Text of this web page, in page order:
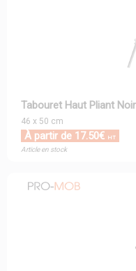
Tabouret Haut Pliant
46 x 50 cm
À partir de 17.50€ HT
Article en stock